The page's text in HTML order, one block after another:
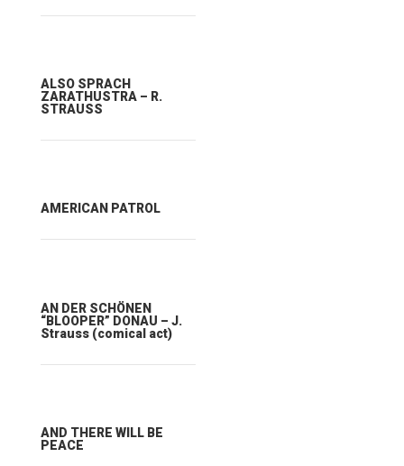
ALSO SPRACH
ZARATHUSTRA – R.
STRAUSS
AMERICAN PATROL
AN DER SCHÖNEN
“BLOOPER” DONAU – J.
Strauss (comical act)
AND THERE WILL BE
PEACE